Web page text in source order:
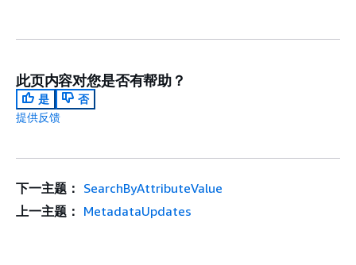
此页内容对您是否有帮助？
是
否
提供反馈
下一主题： SearchByAttributeValue
上一主题： MetadataUpdates